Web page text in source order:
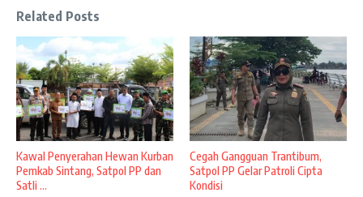
Related Posts
Kawal Penyerahan Hewan Kurban
Pemkab Sintang, Satpol PP dan
Satli ...
Cegah Gangguan Trantibum,
Satpol PP Gelar Patroli Cipta
Kondisi